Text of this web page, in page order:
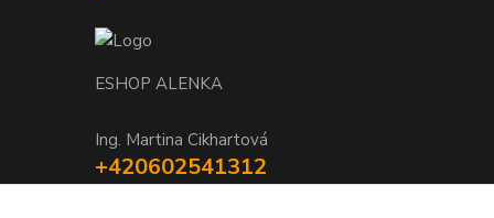
ESHOP ALENKA
Ing. Martina Cikhartová
+420602541312